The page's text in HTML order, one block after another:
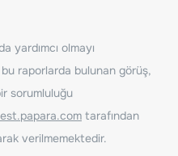
yardımcı olmayı
bu raporlarda bulunan görüş,
sorumluluğu
tarafından
verilmemektedir.